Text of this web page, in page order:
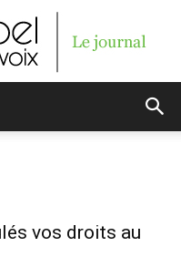
vos droits au